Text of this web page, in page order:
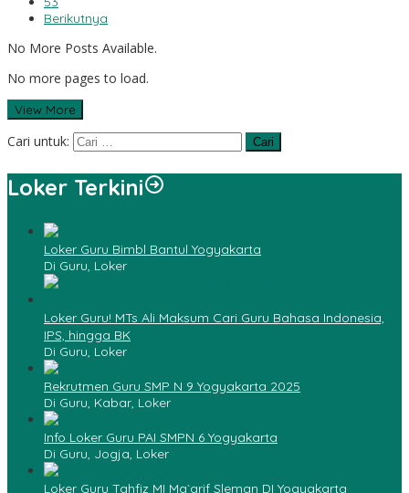
Berikutnya
No More Posts Available.
No more pages to load.
View More
Cari untuk:
Loker Terkini
Loker Guru Bimbl Bantul Yogyakarta
Di Guru, Loker
Loker Guru! MTs Ali Maksum Cari Guru Bahasa Indonesia,
IPS, hingga BK
Di Guru, Loker
Rekrutmen Guru SMP N 9 Yogyakarta 2025
Di Guru, Kabar, Loker
Info Loker Guru PAI SMPN 6 Yogyakarta
Di Guru, Jogja, Loker
Loker Guru Tahfiz MI Ma`arif Sleman DI Yogyakarta